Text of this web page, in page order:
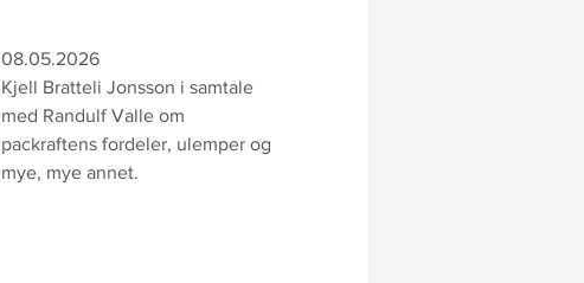
08.05.2026
Kjell Bratteli Jonsson i samtale
med Randulf Valle om
packraftens fordeler, ulemper og
mye, mye annet.